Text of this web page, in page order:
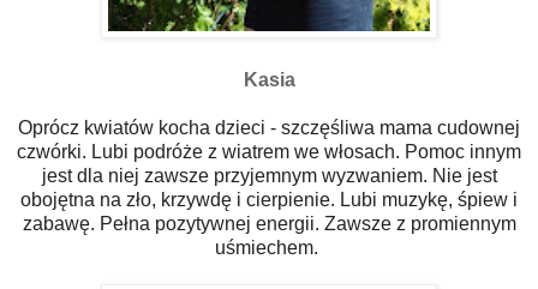
Kasia
Oprócz kwiatów kocha dzieci - szczęśliwa mama cudownej
czwórki. Lubi podróże z wiatrem we włosach. Pomoc innym
jest dla niej zawsze przyjemnym wyzwaniem. Nie jest
obojętna na zło, krzywdę i cierpienie. Lubi muzykę, śpiew i
zabawę. Pełna pozytywnej energii. Zawsze z promiennym
uśmiechem.